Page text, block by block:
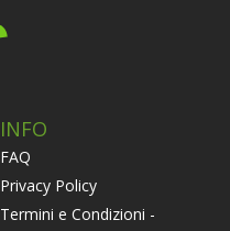
INFO
FAQ
Privacy Policy
Termini e Condizioni -